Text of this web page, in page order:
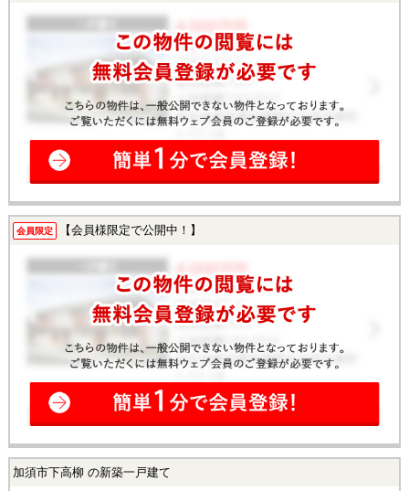
会員限定 【会員様限定で公開中！】
加須市下高柳 の新築一戸建て